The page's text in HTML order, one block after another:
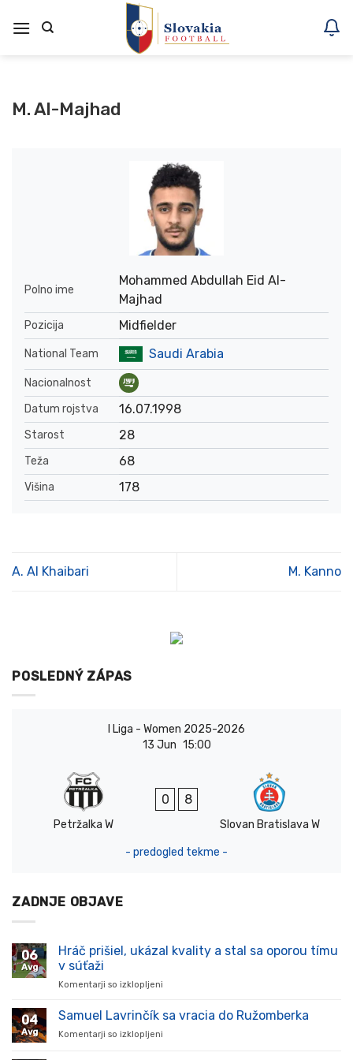
na
M. Al-Majhad
Polno ime
Mohammed Abdullah Eid Al-
Majhad
Pozicija Midfielder
National Team Saudi Arabia
Nacionalnost
Datum rojstva
16.07.1998
Starost 28
Teža 68
Višina 178
A. Al Khaibari M. Kanno
POSLEDNÝ ZÁPAS
I Liga - Women 2025-2026
13 Jun 15:00
Petržalka W
0 8
Slovan Bratislava W
- predogled tekme -
ZADNJE OBJAVE
06
Avg
Hráč prišiel, ukázal kvality a stal sa oporou tímu
v súťaži
Komentarji so izklopljeni
prišiel,
04
Avg
Samuel Lavrinčík sa vracia do Ružomberka
Komentarji so izklopljeni